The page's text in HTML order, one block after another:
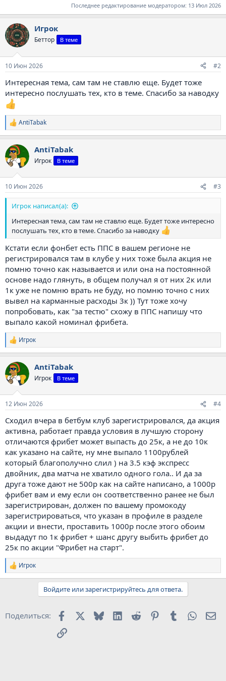
Последнее редактирование модератором: 13 Июл 2026
Игрок
Беттор В теме
10 Июн 2026 #2
Интересная тема, сам там не ставлю еще. Будет тоже
интересно послушать тех, кто в теме. Спасибо за наводку
Р
е
к
ц
и
AntiTabak
AntiTabak
Игрок В теме
10 Июн 2026 #3
Игрок написал(а):
Интересная тема, сам там не ставлю еще. Будет тоже интересно
послушать тех, кто в теме. Спасибо за наводку
Кстати если фонбет есть ППС в вашем регионе не
регистрировался там в клубе у них тоже была акция не
помню точно как называется и или она на постоянной
основе надо глянуть, в общем получал я от них 2к или
1к уже не помню врать не буду, но помню точно с них
вывел на карманные расходы 3к )) Тут тоже хочу
попробовать, как "за тестю" схожу в ППС напишу что
выпало какой номинал фрибета.
Р
е
к
ц
и
Игрок
AntiTabak
Игрок В теме
12 Июн 2026 #4
Сходил вчера в бетбум клуб зарегистрировался, да акция
активна, работает правда условия в лучшую сторону
отличаются фрибет может выпасть до 25к, а не до 10к
как указано на сайте, ну мне выпало 1100рублей
который благополучно слил ) на 3.5 кэф экспресс
двойник, два матча не хватило одного гола.. И да за
друга тоже дают не 500р как на сайте написано, а 1000р
фрибет вам и ему если он соответственно ранее не был
зарегистрирован, должен по вашему промокоду
зарегистрироваться, что указан в профиле в разделе
акции и внести, проставить 1000р после этого обоим
выдадут по 1к фрибет + шанс другу выбить фрибет до
25к по акции "Фрибет на старт".
Р
е
и
Игрок
Войдите или зарегистрируйтесь для ответа.
Поделиться: Facebook BlueskyLinkedIn
Reddit PinterestTumblr
Ссылка